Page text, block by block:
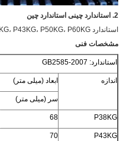
2. استاندارد چینی استاندارد چین
استاندارد GB2585-2007: P38KG، P43KG، P50KG، P60KG
مشخصات فنی
استاندارد: GB2585-2007
اندازه ابعاد (میلی متر)
سر (میلی متر)
P38KG
68
P43KG
70